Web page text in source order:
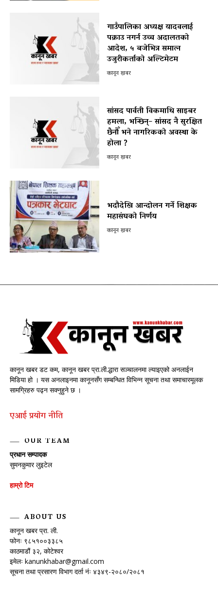
गाउँपालिका अध्यक्ष यादवलाई
पक्राउ नगर्न उच्च अदालतको
आदेश, ५ बजेभित्र समात्न
उजुरीकर्ताको अल्टिमेटम
कानून खबर
सांसद पार्वती विकमाथि साइबर
हमला, भन्छिन्– सांसद नै सुरक्षित
छैनौँ भने नागरिकको अवस्था के
होला ?
कानून खबर
भदौदेखि आन्दोलन गर्ने शिक्षक
महासंघको निर्णय
कानून खबर
कानून खबर डट कम, कानून खबर प्रा.ली.द्धारा सञ्चालनमा ल्याइएको अनलाईन
मिडिया हो । यस अनलाइनमा कानूनसँग सम्बन्धित विभिन्न सूचना तथा समाचारमूलक
सामग्रिहरु पढ्न सक्नुहुने छ ।
एआई प्रयाेग नीति
OUR TEAM
प्रधान सम्पादक
सुमनकुमार लुइटेल
हाम्रो टिम
ABOUT US
कानून खबर प्रा. ली.
फोनः ९८५१००३३८५
काठमाडौं ३२, कोटेश्वर
इमेलः kanunkhabar@gmail.com
सूचना तथा प्रसारण विभाग दर्ता नंः ४३४९-२०८०/२०८१